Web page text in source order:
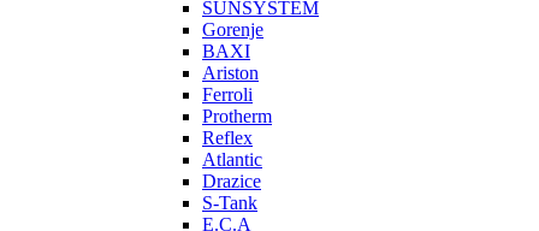
SUNSYSTEM
Gorenje
BAXI
Ariston
Ferroli
Protherm
Reflex
Atlantic
Drazice
S-Tank
E.C.A